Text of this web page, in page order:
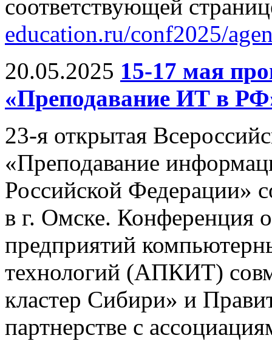
соответствующей
education.ru/conf2025/
20.05.2025 15-17 мая
«Преподавание ИТ в
23-я открытая
«Преподавание
Российской Федерации»
в г. Омске. Конференция
предприятий
технологий (АПКИТ)
кластер Сибири» и
партнерстве с